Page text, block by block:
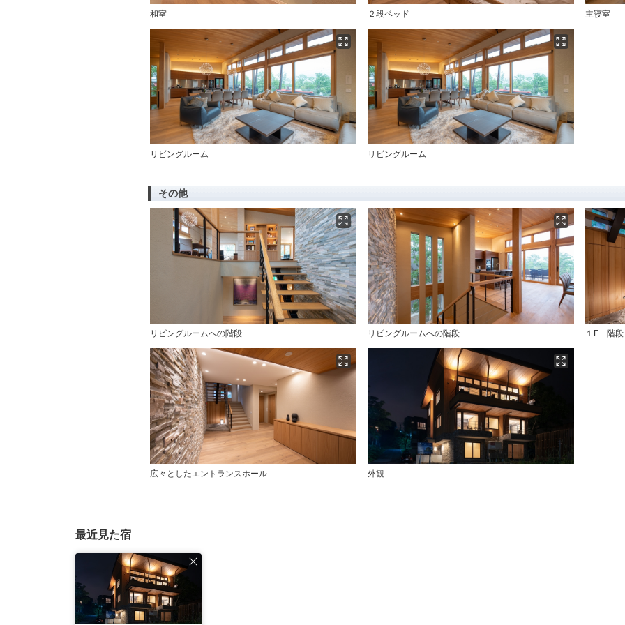
和室 ２段ベッド 主寝室
リビングルーム リビングルーム
その他
リビングルームへの階段 リビングルームへの階段 １F 階段
広々としたエントランスホール 外観
最近見た宿